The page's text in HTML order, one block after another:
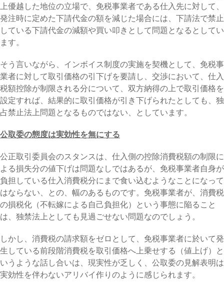
上優越した地位の立場で、免税事業者である仕入先に対して、
発注時に定めた下請代金の額を減じた場合には、下請法で禁止
している下請代金の減額や買い叩きとして問題となるとしてい
ます。
そう言いながら、インボイス制度の実施を契機として、免税事
業者に対して取引価格の引下げを要請し、交渉において、仕入
税額控除が制限される分について、双方納得の上で取引価格を
設定すれば、結果的に取引価格が引き下げられたとしても、独
占禁止法上問題となるものではない、としています。
公取委の態度は実効性を無にする
公正取引委員会のスタンスは、仕入側の控除消費税額の制限に
よる損失分の値下げは問題なしではあるが、免税事業者自身が
負担している仕入消費税分にまで食い込むようなことになって
はならない、との、幅のあるものです。免税事業者が、消費税
の損税化（不転嫁による自己負担化）という事態に陥ること
は、独禁法上としても見過ごせない問題なのでしょう。
しかし、消費税の請求額をゼロとして、免税事業者に於いて発
生している前段階消費税を取引価格へ上乗せする（値上げ）と
いうような話し合いは、現実性が乏しく、公取委の見解表明は
実効性を伴わないアリバイ作りのように感じられます。